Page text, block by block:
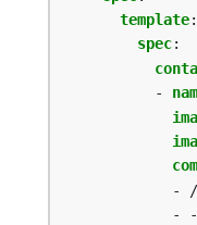
template:
spec:
-
- /
-